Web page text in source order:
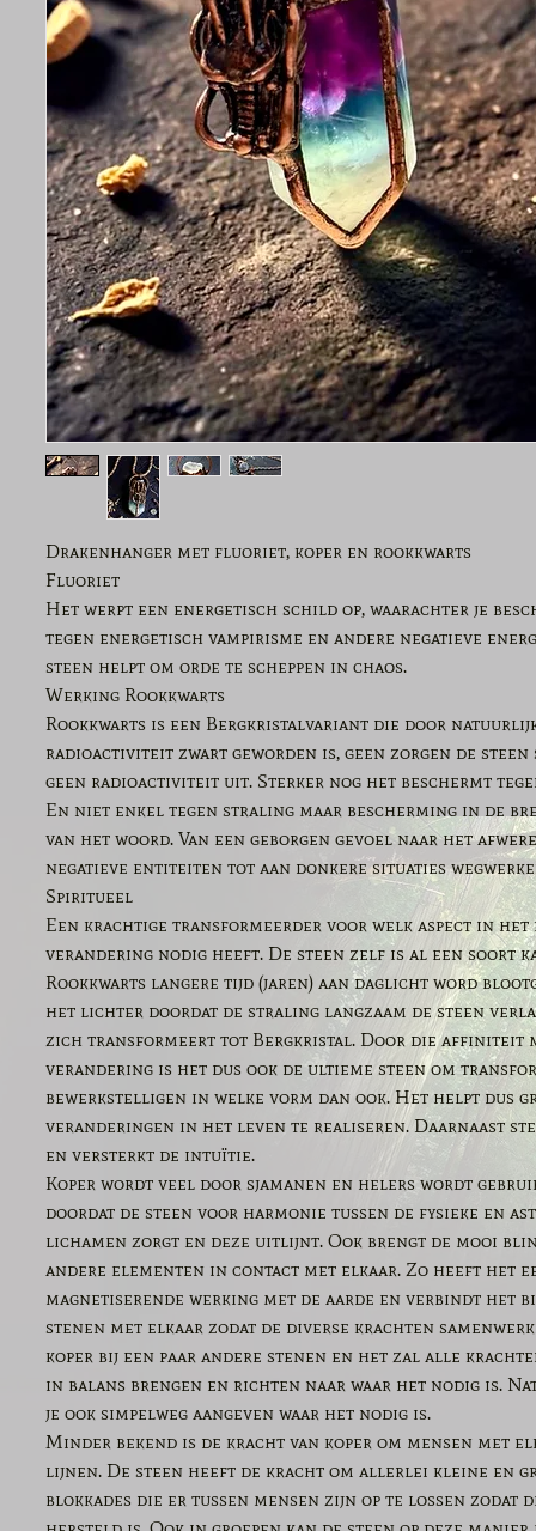
Drakenhanger met fluoriet, koper en rookkwarts
Fluoriet
Het werpt een energetisch schild op, waarachter je
tegen energetisch vampirisme en andere negatieve
steen helpt om orde te scheppen in chaos.
Werking Rookkwarts
Rookkwarts is een Bergkristalvariant die door
radioactiviteit zwart geworden is, geen zorgen de
geen radioactiviteit uit. Sterker nog het beschermt
En niet enkel tegen straling maar bescherming in de
van het woord. Van een geborgen gevoel naar het
negatieve entiteiten tot aan donkere situaties
Spiritueel
Een krachtige transformeerder voor welk aspect in het
verandering nodig heeft. De steen zelf is al een soort
Rookkwarts langere tijd (jaren) aan daglicht word
het lichter doordat de straling langzaam de steen
zich transformeert tot Bergkristal. Door die affiniteit
verandering is het dus ook de ultieme steen om
bewerkstelligen in welke vorm dan ook. Het helpt dus
veranderingen in het leven te realiseren. Daarnaast
en versterkt de intuïtie.
Koper wordt veel door sjamanen en helers wordt
doordat de steen voor harmonie tussen de fysieke en
lichamen zorgt en deze uitlijnt. Ook brengt de mooi
andere elementen in contact met elkaar. Zo heeft het
magnetiserende werking met de aarde en verbindt het
stenen met elkaar zodat de diverse krachten
koper bij een paar andere stenen en het zal alle
in balans brengen en richten naar waar het nodig is.
je ook simpelweg aangeven waar het nodig is.
Minder bekend is de kracht van koper om mensen met
lijnen. De steen heeft de kracht om allerlei kleine en
blokkades die er tussen mensen zijn op te lossen zodat